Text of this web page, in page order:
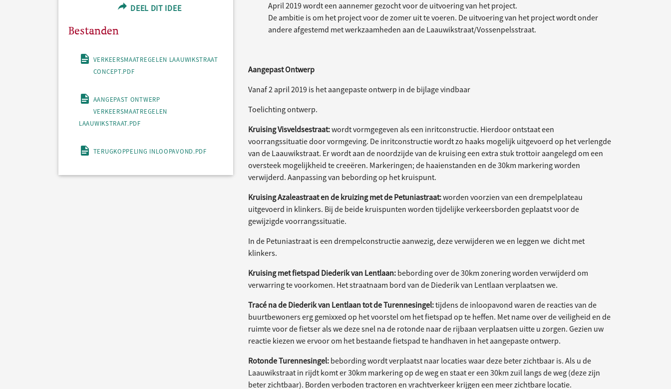
DEEL DIT IDEE
Bestanden
VERKEERSMAATREGELEN LAAUWIKSTRAAT
CONCEPT.PDF
AANGEPAST ONTWERP
VERKEERSMAATREGELEN
LAAUWIKSTRAAT.PDF
TERUGKOPPELING INLOOPAVOND.PDF
April 2019 wordt een aannemer gezocht voor de uitvoering van het project.
De ambitie is om het project voor de zomer uit te voeren. De uitvoering van het project wordt onder
andere afgestemd met werkzaamheden aan de Laauwikstraat/Vossenpelsstraat.
Aangepast Ontwerp
Vanaf 2 april 2019 is het aangepaste ontwerp in de bijlage vindbaar
Toelichting ontwerp.
Kruising Visveldsestraat:wordt vormgegeven als een inritconstructie. Hierdoor ontstaat een
voorrangssituatie door vormgeving. De inritconstructie wordt zo haaks mogelijk uitgevoerd op het verlengde
van de Laauwikstraat. Er wordt aan de noordzijde van de kruising een extra stuk trottoir aangelegd om een
oversteek mogelijkheid te creeëren. Markeringen; de haaienstanden en de 30km markering worden
verwijderd. Aanpassing van bebording op het kruispunt.
Kruising Azaleastraat en de kruizing met de Petuniastraat:worden voorzien van een drempelplateau
uitgevoerd in klinkers. Bij de beide kruispunten worden tijdelijke verkeersborden geplaatst voor de
gewijzigde voorrangssituatie.
In de Petuniastraat is een drempelconstructie aanwezig, deze verwijderen we en leggen we dicht met
klinkers.
Kruising met fietspad Diederik van Lentlaan: bebording over de 30km zonering worden verwijderd om
verwarring te voorkomen. Het straatnaam bord van de Diederik van Lentlaan verplaatsen we.
Tracé na de Diederik van Lentlaan tot de Turennesingel:tijdens de inloopavond waren de reacties van de
buurtbewoners erg gemixxed op het voorstel om het fietspad op te heffen. Met name over de veiligheid en de
ruimte voor de fietser als we deze snel na de rotonde naar de rijbaan verplaatsen uitte u zorgen. Gezien uw
reactie kiezen we ervoor om het bestaande fietspad te handhaven in het aangepaste ontwerp.
Rotonde Turennesingel: bebording wordt verplaatst naar locaties waar deze beter zichtbaar is. Als u de
Laauwikstraat in rijdt komt er 30km markering op de weg en staat er een 30km zuil langs de weg (deze zijn
beter zichtbaar). Borden verboden tractoren en vrachtverkeer krijgen een meer zichtbare locatie.